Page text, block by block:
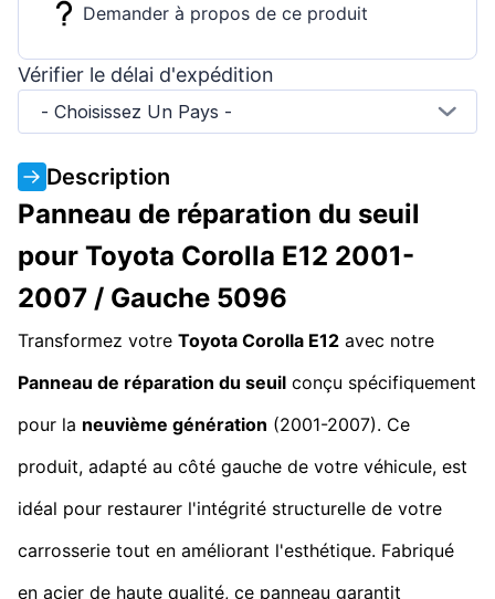
Demander à propos de ce produit
Vérifier le délai d'expédition
- Choisissez Un Pays -
Description
Panneau de réparation du seuil
pour Toyota Corolla E12 2001-
2007 / Gauche 5096
Transformez votre Toyota Corolla E12 avec notre
Panneau de réparation du seuil conçu spécifiquement
pour la neuvième génération (2001-2007). Ce
produit, adapté au côté gauche de votre véhicule, est
idéal pour restaurer l'intégrité structurelle de votre
carrosserie tout en améliorant l'esthétique. Fabriqué
en acier de haute qualité, ce panneau garantit